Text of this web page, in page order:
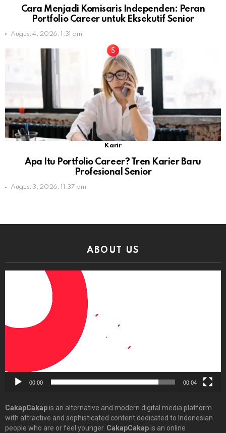
Cara Menjadi Komisaris Independen: Peran
Portfolio Career untuk Eksekutif Senior
August 4, 2026, 1:31 am
Karir
Apa Itu Portfolio Career? Tren Karier Baru
Profesional Senior
August 3, 2026, 11:37 pm
ABOUT US
00:00 00:04
CakapCakapis an alternative and modern digital media platform
with attractive and sophisticated content dedicated to Indonesian
people who are or feel younger. CakapCakapis an online